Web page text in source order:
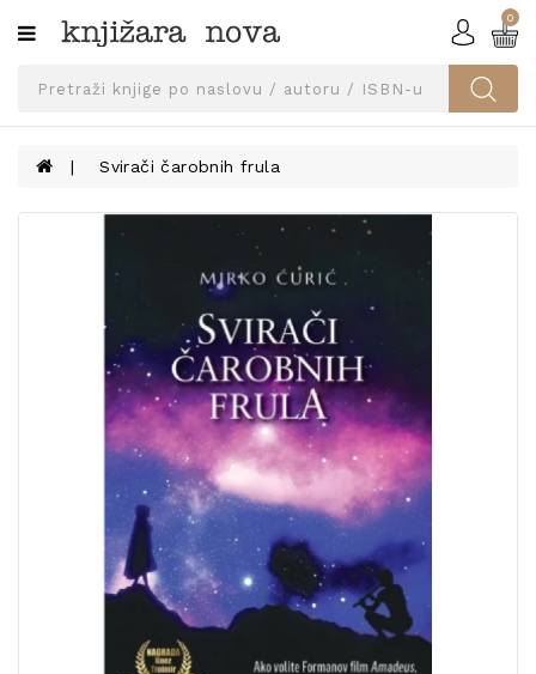
Kategorije
SVEUČILIŠNA
UDŽBENICI
KNJIGE
UDŽBENIKE!
POSEBNA
0
Svirači čarobnih frula